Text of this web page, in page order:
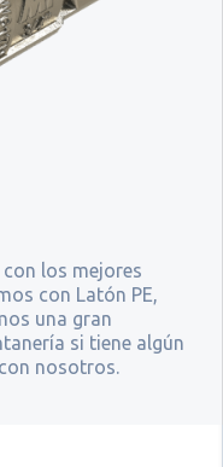
los mejores
con Latón PE,
una gran
si tiene algún
nosotros.